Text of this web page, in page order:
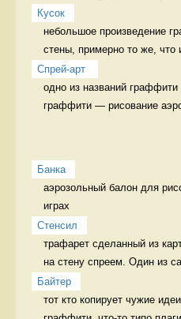
Кусок
небольшое произведение
стены, примерно то же, что
Спрей-арт
одно из названий граффити
граффити — рисование
Банка
аэрозольный балон для
играх
Стенсил
трафарет сделанный из
на стену спреем. Один из
Байтер
тот кто копирует чужие